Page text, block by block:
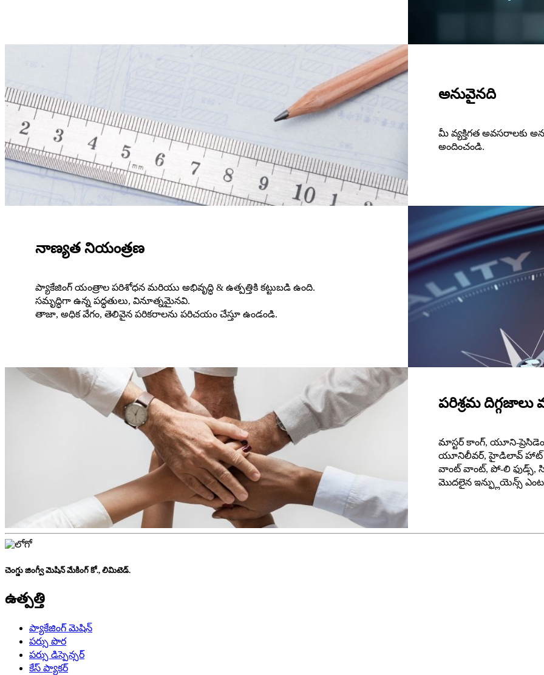
అనువైనది
మీ వ్యక్తిగత అవసరాలకు
అందించండి.
నాణ్యత నియంత్రణ
ప్యాకేజింగ్ యంత్రాల పరిశోధన మరియు అభివృద్ధి & ఉత్పత్తికి కట్టుబడి ఉంది.
సమృద్ధిగా ఉన్న పద్ధతులు, వినూత్నమైనవి.
తాజా, అధిక వేగం, తెలివైన పరికరాలను పరిచయం చేస్తూ ఉండండి.
పరిశ్రమ దిగ్గజాలు
మాస్టర్ కాంగ్, యూని-
యూనిలీవర్, హైడిలావ్ హాట్
వాంట్ వాంట్, పో-లి
మొదలైన ఇన్ఫ్లుయెన్స్
చెంగ్డు జింగ్వీ మెషిన్ మేకింగ్ కో., లిమిటెడ్.
ఉత్పత్తి
ప్యాకేజింగ్ మెషిన్
పర్సు పొర
పర్సు డిస్పెన్సర్
కేస్ ప్యాకర్